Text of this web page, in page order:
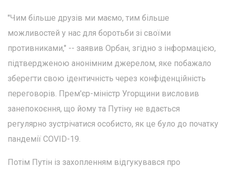
"Чим більше друзів ми маємо, тим більше
можливостей у нас для боротьби зі своїми
противниками," -- заявив Орбан, згідно з інформацією,
підтвердженою анонімним джерелом, яке побажало
зберегти свою ідентичність через конфіденційність
переговорів. Прем'єр-міністр Угорщини висловив
занепокоєння, що йому та Путіну не вдається
регулярно зустрічатися особисто, як це було до початку
пандемії COVID-19.
Потім Путін із захопленням відгукувався про